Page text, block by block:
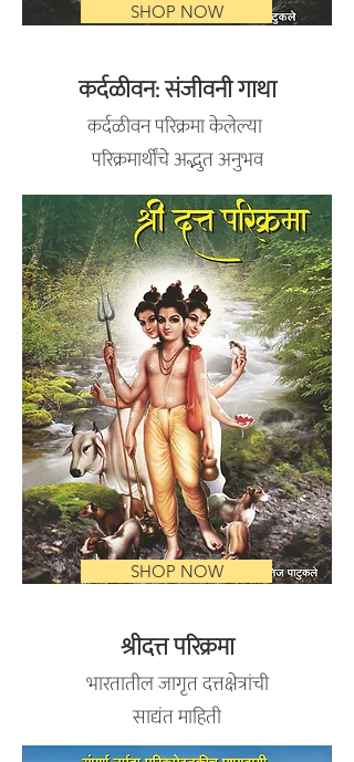
SHOP NOW
श्रीदत्त परिक्रमा
भारतातील जागृत दत्तक्षेत्रांची
साद्यंत माहिती
SHOP NOW
कर्दळीवन: संजीवनी गाथा
कर्दळीवन परिक्रमा केलेल्या
परिक्रमार्थींचे अद्भुत अनुभव